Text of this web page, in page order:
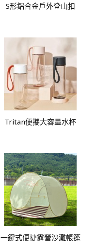
S形鋁合金戶外登山扣
Tritan便攜大容量水杯
一鍵式便捷露營沙灘帳篷